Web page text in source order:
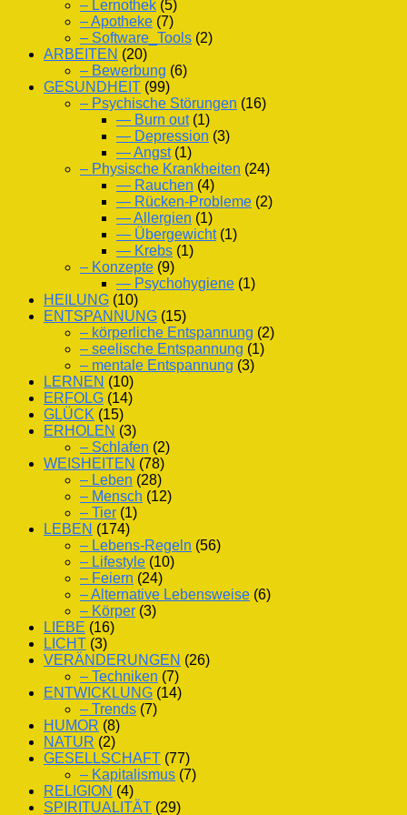
– Lernothek (5)
– Apotheke (7)
– Software_Tools (2)
ARBEITEN (20)
– Bewerbung (6)
GESUNDHEIT (99)
– Psychische Störungen (16)
— Burn out(1)
— Depression (3)
— Angst(1)
– Physische Krankheiten (24)
— Rauchen (4)
— Rücken-Probleme (2)
— Allergien (1)
— Übergewicht(1)
— Krebs (1)
– Konzepte (9)
— Psychohygiene (1)
HEILUNG (10)
ENTSPANNUNG (15)
– körperliche Entspannung (2)
– seelische Entspannung (1)
– mentale Entspannung (3)
LERNEN (10)
ERFOLG (14)
GLÜCK (15)
ERHOLEN (3)
– Schlafen (2)
WEISHEITEN (78)
– Leben (28)
– Mensch (12)
– Tier (1)
LEBEN (174)
– Lebens-Regeln (56)
– Lifestyle (10)
– Feiern (24)
– Alternative Lebensweise (6)
– Körper (3)
LIEBE (16)
LICHT (3)
VERÄNDERUNGEN (26)
– Techniken (7)
ENTWICKLUNG (14)
– Trends (7)
HUMOR (8)
NATUR (2)
GESELLSCHAFT (77)
– Kapitalismus (7)
RELIGION (4)
SPIRITUALITÄT (29)